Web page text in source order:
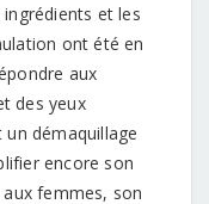
et les
ont été en
aux
des yeux
un démaquillage
encore son
femmes, son